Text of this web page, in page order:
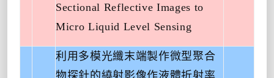
Sectional Reflective Images to
Micro Liquid Level Sensing
利用多模光纖末端製作微型聚合
物探針的繞射影像作液體折射率